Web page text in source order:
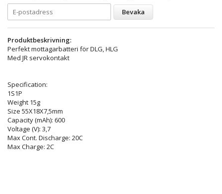
Bevaka
Produktbeskrivning:
Perfekt mottagarbatteri för DLG, HLG
Med JR servokontakt
Specification:
1S1P
Weight 15g
Size 55X18X7,5mm
Capacity (mAh): 600
Voltage (V): 3,7
Max Cont. Discharge: 20C
Max Charge: 2C